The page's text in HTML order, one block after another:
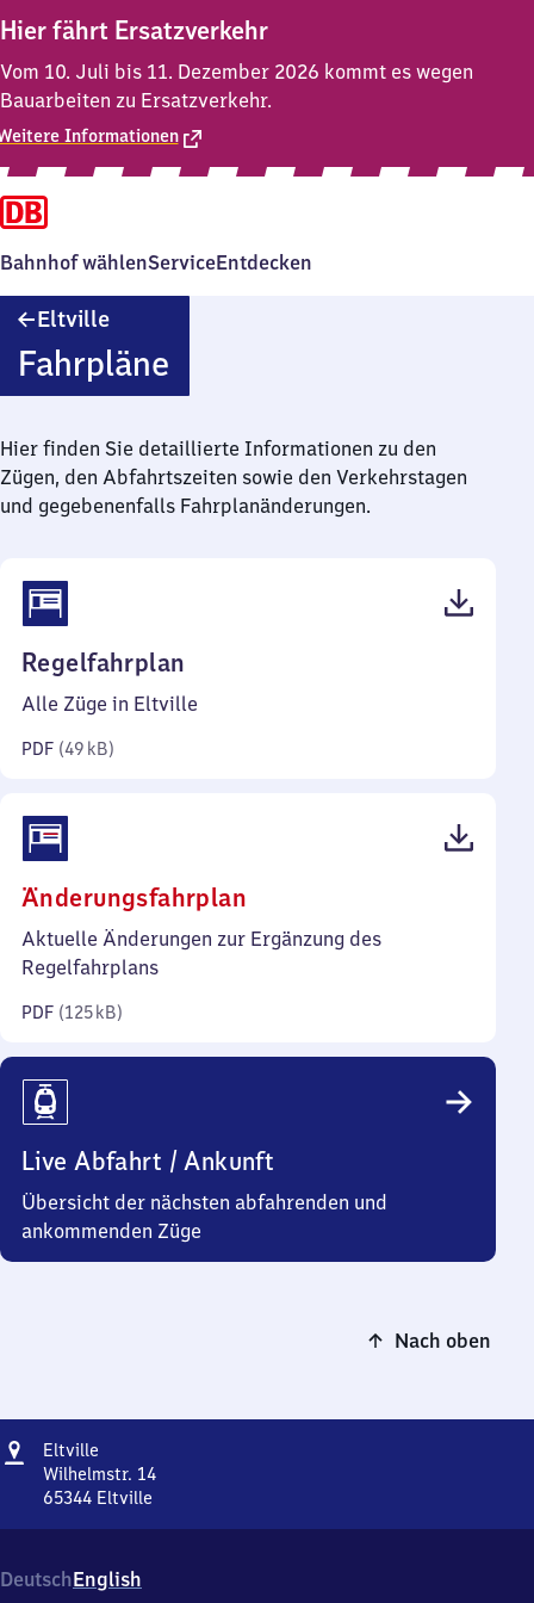
Hier fährt Ersatzverkehr
Vom 10. Juli bis 11. Dezember 2026 kommt es wegen
Bauarbeiten zu Ersatzverkehr.
Informationen
Bahnhof wählenServiceEntdecken
Eltville
Fahrpläne
Hier finden Sie detaillierte Informationen zu den
Zügen, den Abfahrtszeiten sowie den Verkehrstagen
und gegebenenfalls Fahrplanänderungen.
Regelfahrplan
49
Alle Züge in Eltville
PDF (49 kB)
Änderungsfahrplan
125
Aktuelle Änderungen zur Ergänzung des
Regelfahrplans
PDF (125 kB)
Live Abfahrt / Ankunft
Übersicht der nächsten abfahrenden und
ankommenden Züge
Nach oben
Adresse
Eltville
Wilhelmstr. 14
65344 Eltville
14,
6
DeutschEnglish